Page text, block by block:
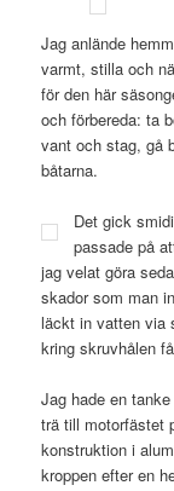
Jag anlände
varmt, stilla och
för den här
och förbereda: ta
vant och stag, gå
båtarna.
Det gick
passade på
jag velat göra
skador som man
läckt in vatten via
kring skruvhålen
Jag hade en
trä till motorfästet
konstruktion i
kroppen efter en